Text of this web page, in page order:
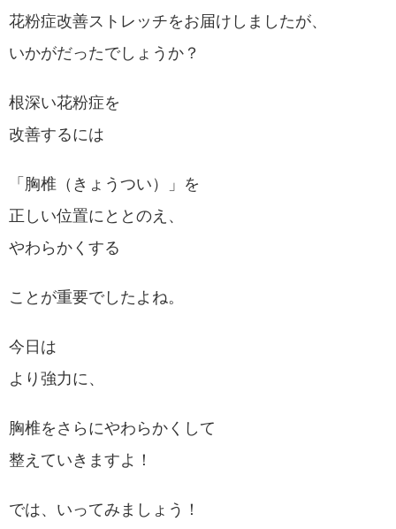
花粉症改善ストレッチをお届けしましたが、
いかがだったでしょうか？
根深い花粉症を
改善するには
「胸椎（きょうつい）」を
正しい位置にととのえ、
やわらかくする
ことが重要でしたよね。
今日は
より強力に、
胸椎をさらにやわらかくして
整えていきますよ！
では、いってみましょう！